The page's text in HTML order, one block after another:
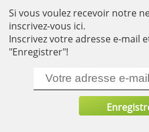
Si vous voulez recevoir notre
inscrivez-vous ici.
Inscrivez votre adresse e-mail
"Enregistrer"!